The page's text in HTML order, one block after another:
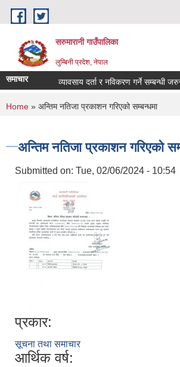
Skip to main content
सरुमारानी गाउँपालिका
लुम्बिनी प्रदेश, नेपाल
समाचार व्यावसाय दर्ता र नविकरण गर्ने सम्बन्धी
You are here
Home » अन्तिम नतिजा प्रकाशन गरिएको सम्बन्धमा
अन्तिम नतिजा प्रकाशन गरिएको
Submitted on: Tue, 02/06/2024 - 10:54
प्रकार:
सूचना तथा समाचार
आर्थिक वर्ष: